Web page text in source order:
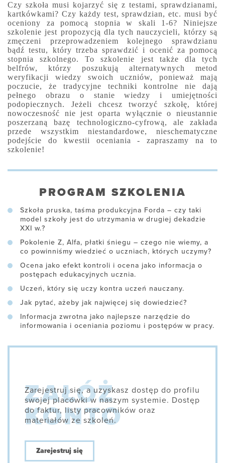
Czy szkoła musi kojarzyć się z testami, sprawdzianami,
kartkówkami? Czy każdy test, sprawdzian, etc. musi być
oceniony za pomocą stopnia w skali 1-6? Niniejsze
szkolenie jest propozycją dla tych nauczycieli, którzy są
zmęczeni przeprowadzeniem kolejnego sprawdzianu
bądź testu, który trzeba sprawdzić i ocenić za pomocą
stopnia szkolnego. To szkolenie jest także dla tych
belfrów, którzy poszukują alternatywnych metod
weryfikacji wiedzy swoich uczniów, ponieważ mają
poczucie, że tradycyjne techniki kontrolne nie dają
pełnego obrazu
o stanie wiedzy i umiejętności
podopiecznych. Jeżeli chcesz tworzyć szkołę, której
nowoczesność nie jest oparta wyłącznie o nieustannie
poszerzaną bazę technologiczno-cyfrową, ale zakłada
przede wszystkim niestandardowe, nieschematyczne
podejście do kwestii oceniania - zapraszamy na to
szkolenie!
PROGRAM SZKOLENIA
Szkoła pruska, taśma produkcyjna Forda – czy taki
model szkoły jest do utrzymania w drugiej dekadzie
XXI w.?
Pokolenie Z, Alfa, płatki śniegu – czego nie wiemy, a
co powinniśmy wiedzieć o uczniach, których uczymy?
Ocena jako efekt kontroli i ocena jako informacja o
postępach edukacyjnych ucznia.
Uczeń, który się uczy kontra uczeń nauczany.
Jak pytać, ażeby jak najwięcej się dowiedzieć?
Informacja zwrotna jako najlepsze narzędzie do
informowania i oceniania poziomu i postępów w pracy.
Zarejestruj się, a uzyskasz dostęp do profilu
swojej placówki w naszym systemie. Dostęp
do faktur, listy pracowników oraz
materiałów ze szkoleń.
Zarejestruj się